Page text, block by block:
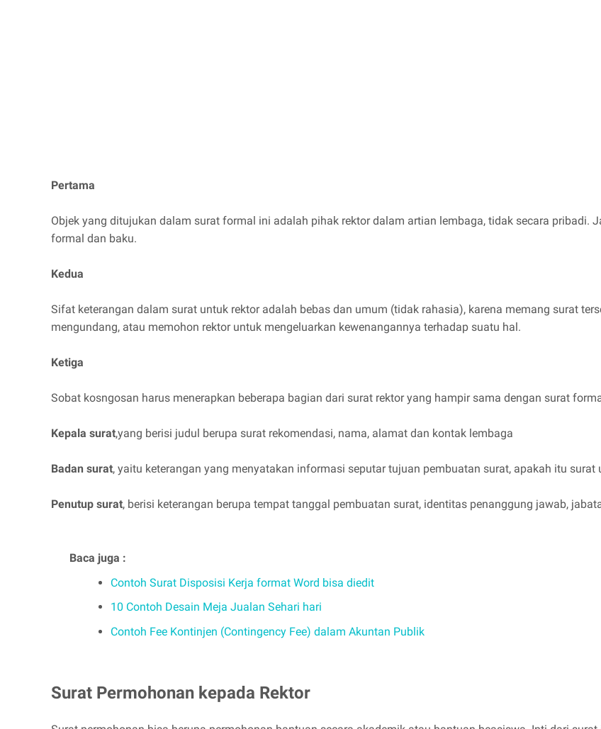
Pertama
Objek yang ditujukan dalam surat formal ini adalah pihak rektor dalam artian lembaga, tidak secara pribadi.
formal dan baku.
Kedua
Sifat keterangan dalam surat untuk rektor adalah bebas dan umum (tidak rahasia), karena memang surat
mengundang, atau memohon rektor untuk mengeluarkan kewenangannya terhadap suatu hal.
Ketiga
Sobat kosngosan harus menerapkan beberapa bagian dari surat rektor yang hampir sama dengan surat
Kepala surat,yang berisi judul berupa surat rekomendasi, nama, alamat dan kontak lembaga
Badan surat, yaitu keterangan yang menyatakan informasi seputar tujuan pembuatan surat, apakah itu
Penutup surat, berisi keterangan berupa tempat tanggal pembuatan surat, identitas penanggung jawab,
Baca juga :
Contoh Surat Disposisi Kerja format Word bisa diedit
10 Contoh Desain Meja Jualan Sehari hari
Contoh Fee Kontinjen (Contingency Fee) dalam Akuntan Publik
Surat Permohonan kepada Rektor